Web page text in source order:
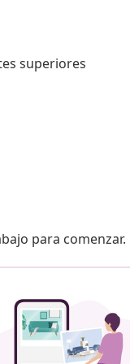
superiores
para comenzar.